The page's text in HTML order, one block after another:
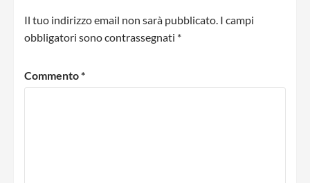
Il tuo indirizzo email non sarà pubblicato. I campi
obbligatori sono contrassegnati *
Commento*